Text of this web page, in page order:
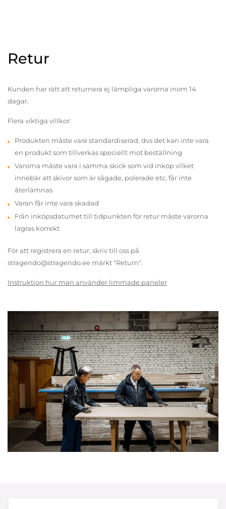
Retur
Kunden har rätt att returnera ej lämpliga varorna inom 14
dagar.
Flera viktiga villkor:
Produkten måste vara standardiserad, dvs det kan inte vara
en produkt som tillverkas speciellt mot beställning
Varorna måste vara i samma skick som vid inköp vilket
innebär att skivor som är sågade, polerade etc. får inte
återlämnas
Varan får inte vara skadad
Från inköpsdatumet till tidpunkten för retur måste varorna
lagras korrekt
För att registrera en retur, skriv till oss på
stragendo@stragendo.ee märkt "Return".
Instruktion hur man använder limmade paneler